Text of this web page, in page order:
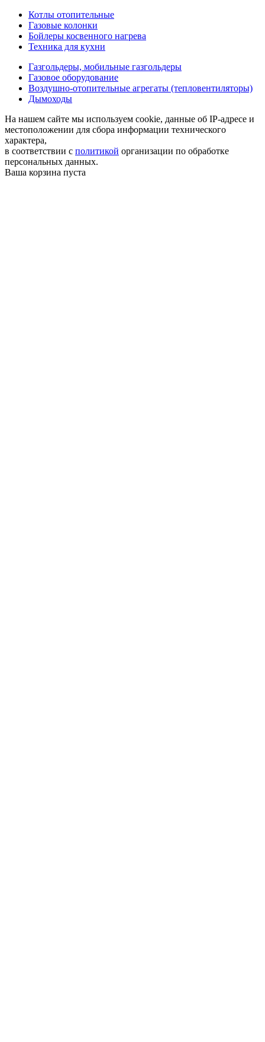
Котлы отопительные
Газовые колонки
Бойлеры косвенного нагрева
Техника для кухни
Газгольдеры, мобильные газгольдеры
Газовое оборудование
Воздушно-отопительные агрегаты (тепловентиляторы)
Дымоходы
На нашем сайте мы используем cookie, данные об IP-адресе и
местоположении для сбора информации технического
характера,
в соответствии с политикой организации по обработке
персональных данных.
Ваша корзина пуста